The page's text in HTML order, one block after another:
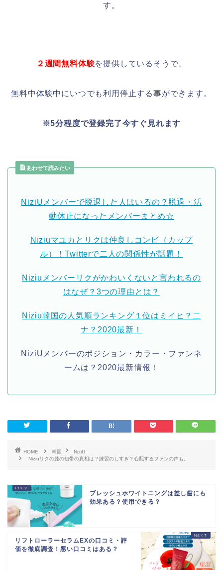
す。
２週間無料体験を提供しているそうで、
無料中体験中にいつでも利用停止する事ができます。
※5分程度で登録完了今すぐ見れます
あわせて読みたい
NiziUメンバーで脱退した人はいるの？脱退・活
動休止になったメンバーまとめ☆
Niziuマユカとリクは仲良しコンビ（カップ
ル）！Twitterで二人の関係性が話題！
Niziuメンバーリクがかわいくないと言われるの
はなぜ？3つの理由とは？
Niziu韓国の人気順ランキング１位はミイヒ？二
ナ？2020最新！
NiziUメンバーのポジション・カラー・ファンネ
ームは？2020最新情報！
HOME 韓国
NiziU
Niziuリクの膝の包帯の真相は？練習のしすぎ？心配するファンの声も。
ブレッシュホワイトニングは差し歯にも
効果ある？使用できる？
リフトローラーセラムEXの口コミ・評
価を徹底調査！悪い口コミはある？